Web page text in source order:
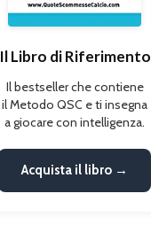
Il Libro di Riferimento
Il bestseller che contiene
il Metodo QSC e ti insegna
a giocare con intelligenza.
Acquista il libro →